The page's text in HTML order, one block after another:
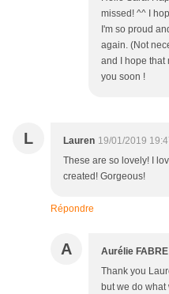
missed! ^^ I
I'm so proud
again. (Not
and I hope that
you soon !
L Lauren 19/01/2019
These are so lovely! I
created! Gorgeous!
Répondre
A Aurélie FABRE
Thank you
but we do